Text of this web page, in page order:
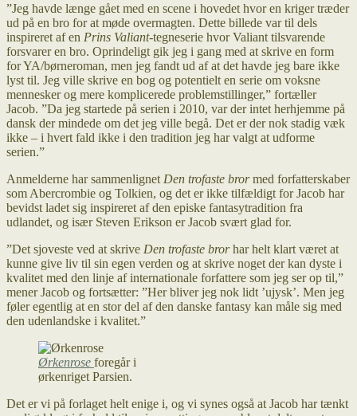
”Jeg havde længe gået med en scene i hovedet hvor en kriger træder
ud på en bro for at møde overmagten. Dette billede var til dels
inspireret af en Prins Valiant-tegneserie hvor Valiant tilsvarende
forsvarer en bro. Oprindeligt gik jeg i gang med at skrive en form
for YA/børneroman, men jeg fandt ud af at det havde jeg bare ikke
lyst til. Jeg ville skrive en bog og potentielt en serie om voksne
mennesker og mere komplicerede problemstillinger,” fortæller
Jacob. ”Da jeg startede på serien i 2010, var der intet herhjemme på
dansk der mindede om det jeg ville begå. Det er der nok stadig væk
ikke – i hvert fald ikke i den tradition jeg har valgt at udforme
serien.”
Anmelderne har sammenlignet Den trofaste brormed forfatterskaber
som Abercrombie og Tolkien, og det er ikke tilfældigt for Jacob har
bevidst ladet sig inspireret af den episke fantasytradition fra
udlandet, og især Steven Erikson er Jacob svært glad for.
”Det sjoveste ved at skrive Den trofaste brorhar helt klart været at
kunne give liv til sin egen verden og at skrive noget der kan dyste i
kvalitet med den linje af internationale forfattere som jeg ser op til,”
mener Jacob og fortsætter: ”Her bliver jeg nok lidt ’ujysk’. Men jeg
føler egentlig at en stor del af den danske fantasy kan måle sig med
den udenlandske i kvalitet.”
Ørkenrose foregår i
ørkenriget Parsien.
Det er vi på forlaget helt enige i, og vi synes også at Jacob har tænkt